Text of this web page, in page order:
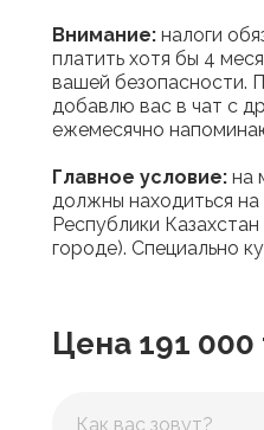
Цена 191 000
Внимание: налоги
платить хотя бы 4
вашей безопасности.
добавлю вас в чат с
ежемесячно
Главное условие: на
должны находиться
Республики
городе). Специально